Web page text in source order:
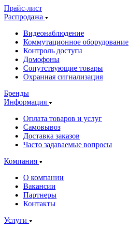
Прайс-лист
Распродажа
Видеонаблюдение
Коммутационное оборудование
Контроль доступа
Домофоны
Сопутствующие товары
Охранная сигнализация
Бренды
Информация
Оплата товаров и услуг
Самовывоз
Доставка заказов
Часто задаваемые вопросы
Компания
О компании
Вакансии
Партнеры
Контакты
Услуги